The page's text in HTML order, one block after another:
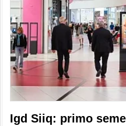
Igd Siiq: primo